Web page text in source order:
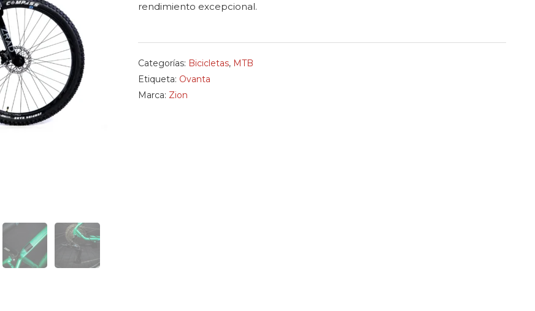
rendimiento excepcional.
Categorías: Bicicletas, MTB
Etiqueta: Ovanta
Marca: Zion